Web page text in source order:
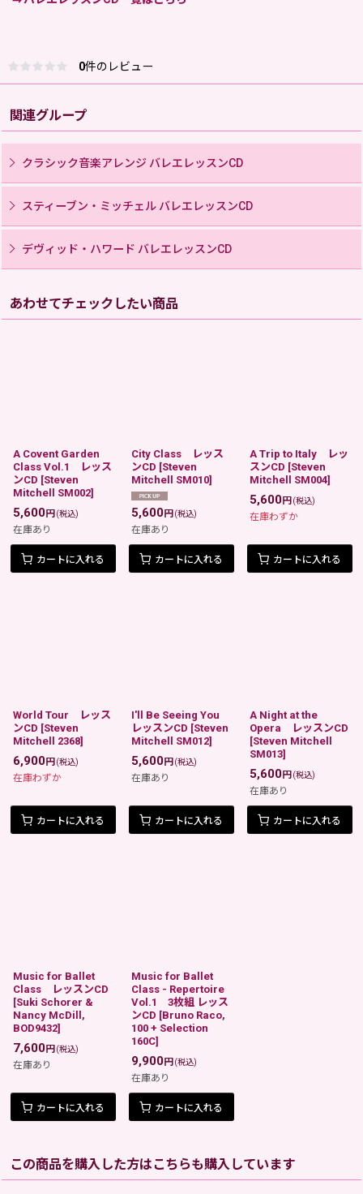
0件のレビュー
関連グループ
クラシック音楽アレンジ バレエレッスンCD
スティーブン・ミッチェル バレエレッスンCD
デヴィッド・ハワード バレエレッスンCD
あわせてチェックしたい商品
A Covent Garden
Class Vol.1 レッス
ンCD [Steven
Mitchell SM002]
5,600円(税込)
在庫あり
カートに入れる
City Class レッス
ンCD [Steven
Mitchell SM010]
5,600円(税込)
在庫あり
カートに入れる
A Trip to Italy レッ
スンCD [Steven
Mitchell SM004]
5,600円(税込)
在庫わずか
カートに入れる
World Tour レッス
ンCD [Steven
Mitchell 2368]
6,900円(税込)
在庫わずか
カートに入れる
I'll Be Seeing You
レッスンCD [Steven
Mitchell SM012]
5,600円(税込)
在庫あり
カートに入れる
A Night at the
Opera レッスンCD
[Steven Mitchell
SM013]
5,600円(税込)
在庫あり
カートに入れる
Music for Ballet
Class レッスンCD
[Suki Schorer &
Nancy McDill,
BOD9432]
7,600円(税込)
在庫あり
カートに入れる
Music for Ballet
Class - Repertoire
Vol.1 3枚組 レッス
ンCD [Bruno Raco,
100 + Selection
160C]
9,900円(税込)
在庫あり
カートに入れる
この商品を購入した方はこちらも購入しています